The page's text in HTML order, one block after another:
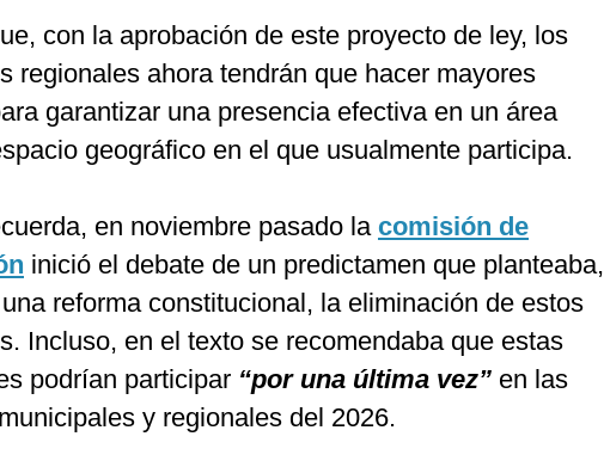
con la aprobación de este proyecto de ley, los
regionales ahora tendrán que hacer mayores
garantizar una presencia efectiva en un área
geográfico en el que usualmente participa.
en noviembre pasado la comisión de
inició el debate de un predictamen que planteaba,
reforma constitucional, la eliminación de estos
Incluso, en el texto se recomendaba que estas
podrían participar “por una última vez” en las
y regionales del 2026.